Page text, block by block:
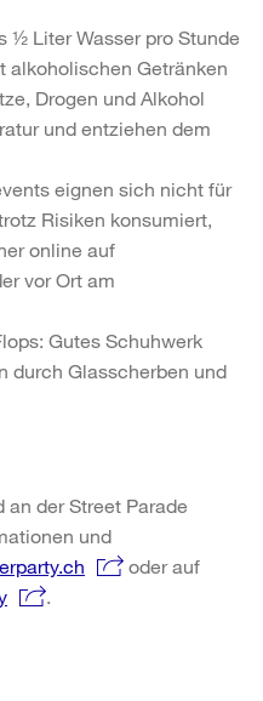
½ Liter Wasser pro Stunde
alkoholischen Getränken
Drogen und Alkohol
und entziehen dem
eignen sich nicht für
Risiken konsumiert,
online auf
vor Ort am
Gutes Schuhwerk
durch Glasscherben und
an der Street Parade
und
oder auf